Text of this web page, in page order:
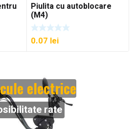
Piulita cu autoblocare
(M4)
0.07 lei
electrice
rate